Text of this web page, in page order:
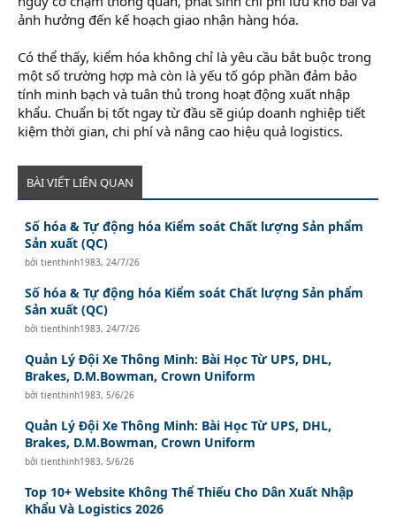
ảnh hưởng đến kế hoạch giao nhận hàng hóa.
Có thể thấy, kiểm hóa không chỉ là yêu cầu bắt buộc trong
một số trường hợp mà còn là yếu tố góp phần đảm bảo
tính minh bạch và tuân thủ trong hoạt động xuất nhập
khẩu. Chuẩn bị tốt ngay từ đầu sẽ giúp doanh nghiệp tiết
kiệm thời gian, chi phí và nâng cao hiệu quả logistics.
BÀI VIẾT LIÊN QUAN
Số hóa & Tự động hóa Kiểm soát Chất lượng Sản phẩm
Sản xuất (QC)
bởitienthinh1983, 24/7/26
Số hóa & Tự động hóa Kiểm soát Chất lượng Sản phẩm
Sản xuất (QC)
bởitienthinh1983, 24/7/26
Quản Lý Đội Xe Thông Minh: Bài Học Từ UPS, DHL,
Brakes, D.M.Bowman, Crown Uniform
bởitienthinh1983, 5/6/26
Quản Lý Đội Xe Thông Minh: Bài Học Từ UPS, DHL,
Brakes, D.M.Bowman, Crown Uniform
bởitienthinh1983, 5/6/26
Top 10+ Website Không Thể Thiếu Cho Dân Xuất Nhập
Khẩu Và Logistics 2026